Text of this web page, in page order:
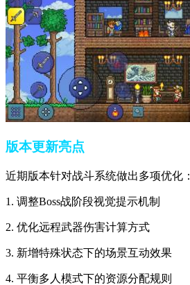
版本更新亮点
近期版本针对战斗系统做出多项优化：
1. 调整Boss战阶段视觉提示机制
2. 优化远程武器伤害计算方式
3. 新增特殊状态下的场景互动效果
4. 平衡多人模式下的资源分配规则